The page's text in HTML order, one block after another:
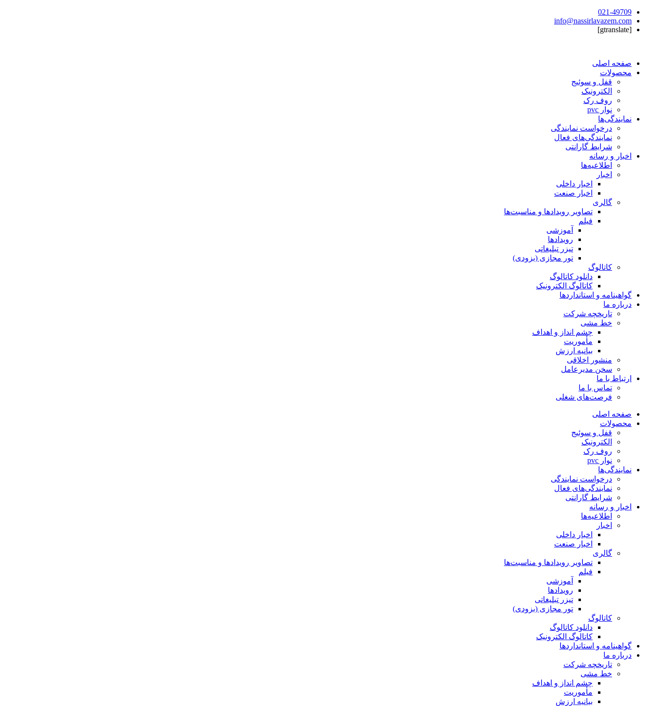
021-49709
info@nassirlavazem.com
[gtranslate]
صفحه اصلی
محصولات
قفل و سوئیج
الکترونیک
روف رک
نوار pvc
نمایندگی‌ها
درخواست نمایندگی
نمایندگی‌های فعال
شرایط گارانتی
اخبار و رسانه
اطلاعیه‌ها
اخبار
اخبار داخلی
اخبار صنعت
گالری
تصاویر رویدادها و مناسبت‌ها
فیلم
آموزشی
رویدادها
تیزر تبلیغاتی
تور مجازی (بزودی)
کاتالوگ
دانلود کاتالوگ
کاتالوگ الکترونیک
گواهینامه و استانداردها
درباره ما
تاریخچه شرکت
خط مشی
چشم انداز و اهداف
مأموریت
بیانیه ارزش
منشور اخلاقی
سخن مدیرعامل
ارتباط با ما
تماس با ما
فرصت‌های شغلی
صفحه اصلی
محصولات
قفل و سوئیج
الکترونیک
روف رک
نوار pvc
نمایندگی‌ها
درخواست نمایندگی
نمایندگی‌های فعال
شرایط گارانتی
اخبار و رسانه
اطلاعیه‌ها
اخبار
اخبار داخلی
اخبار صنعت
گالری
تصاویر رویدادها و مناسبت‌ها
فیلم
آموزشی
رویدادها
تیزر تبلیغاتی
تور مجازی (بزودی)
کاتالوگ
دانلود کاتالوگ
کاتالوگ الکترونیک
گواهینامه و استانداردها
درباره ما
تاریخچه شرکت
خط مشی
چشم انداز و اهداف
مأموریت
بیانیه ارزش